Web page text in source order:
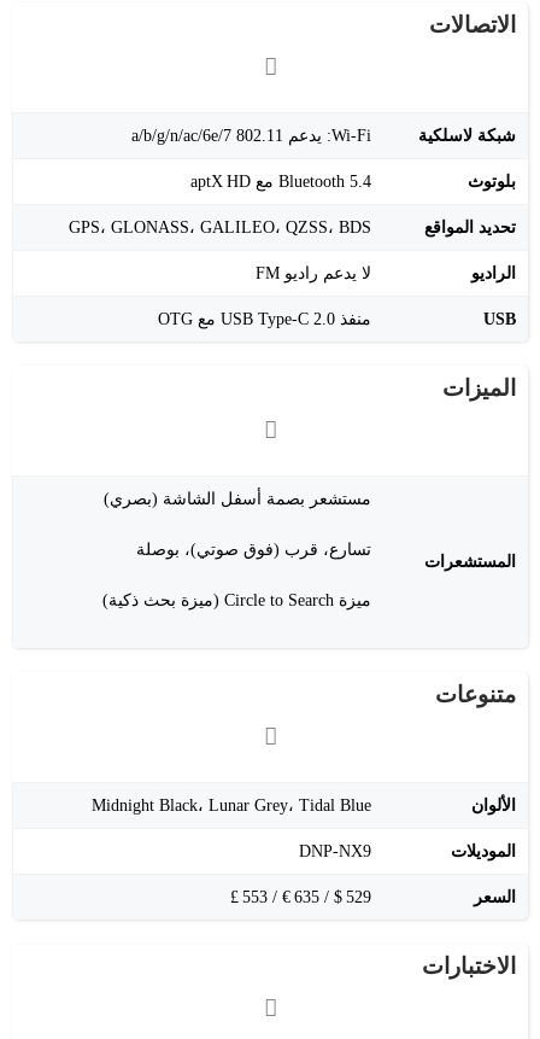
الاتصالات
شبكة لاسلكية Wi‑Fi: يدعم 802.11 a/b/g/n/ac/6e/7
بلوتوث Bluetooth 5.4 مع aptX HD
تحديد المواقع GPS، GLONASS، GALILEO، QZSS، BDS
الراديو لا يدعم راديو FM
USB منفذ USB Type‑C 2.0 مع OTG
الميزات
المستشعرات
مستشعر بصمة أسفل الشاشة (بصري)
تسارع، قرب (فوق صوتي)، بوصلة
ميزة Circle to Search (ميزة بحث ذكية)
متنوعات
الألوان Midnight Black، Lunar Grey، Tidal Blue
الموديلات DNP‑NX9
السعر 529 $ / 635 € / 553 £
الاختبارات